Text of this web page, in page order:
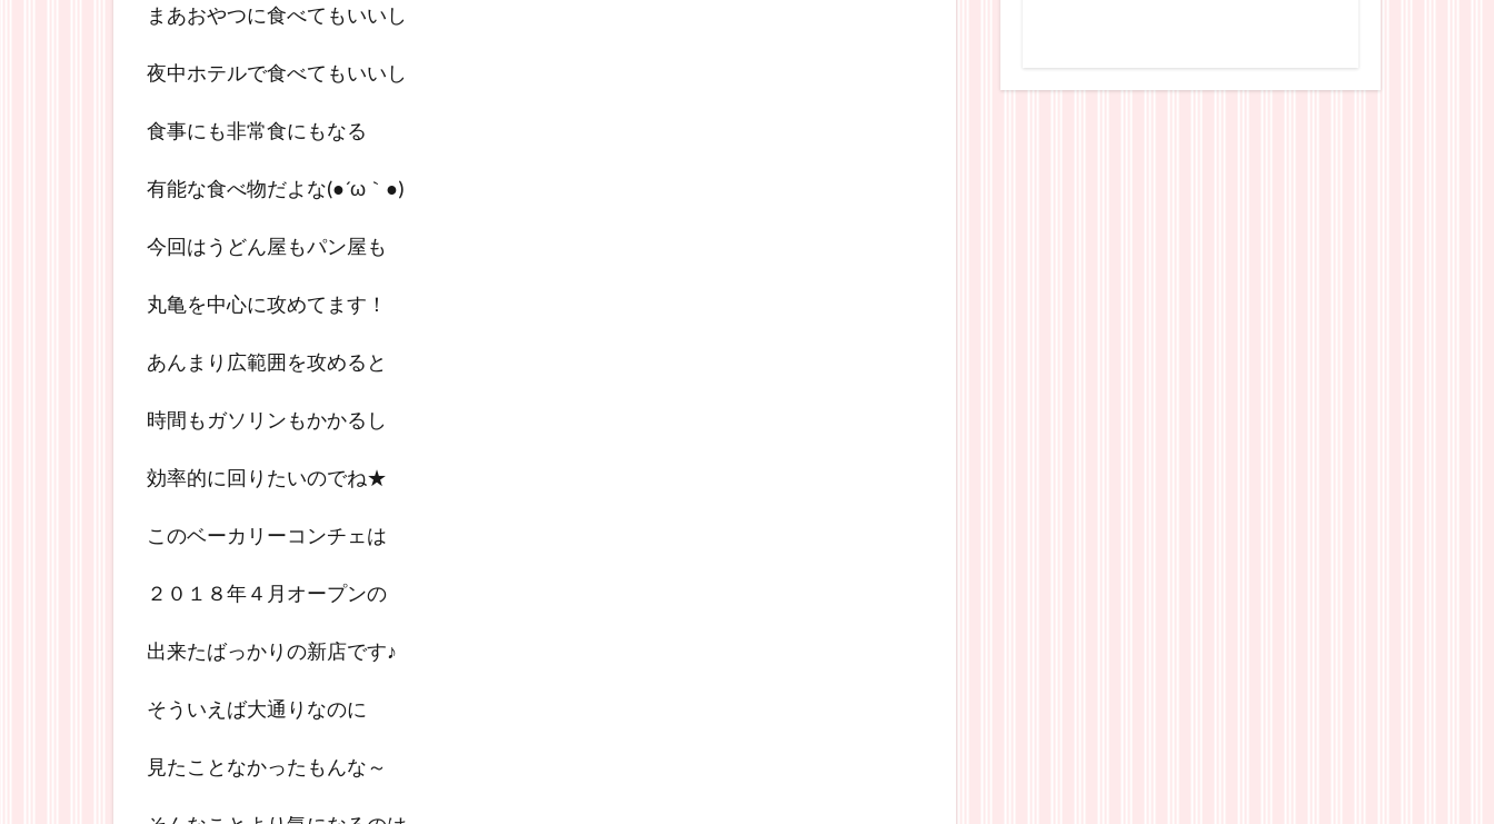
まあおやつに食べてもいいし
夜中ホテルで食べてもいいし
食事にも非常食にもなる
有能な食べ物だよな(●´ω｀●)
今回はうどん屋もパン屋も
丸亀を中心に攻めてます！
あんまり広範囲を攻めると
時間もガソリンもかかるし
効率的に回りたいのでね★
このベーカリーコンチェは
２０１８年４月オープンの
出来たばっかりの新店です♪
そういえば大通りなのに
見たことなかったもんな～